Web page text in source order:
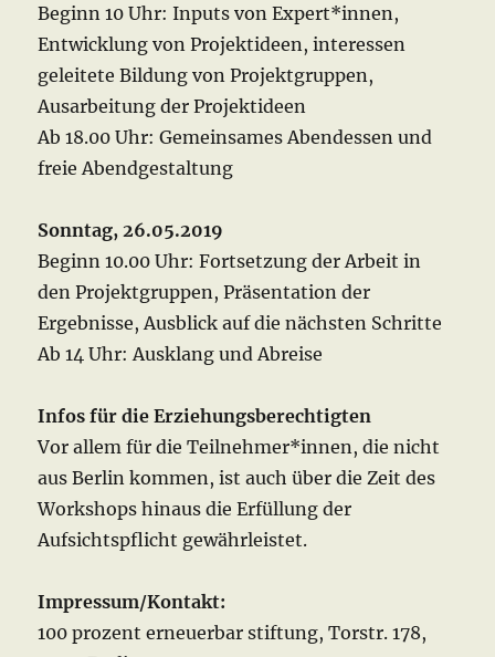
Beginn 10 Uhr: Inputs von Expert*innen,
Entwicklung von Projektideen, interessen
geleitete Bildung von Projektgruppen,
Ausarbeitung der Projektideen
Ab 18.00 Uhr: Gemeinsames Abendessen und
freie Abendgestaltung
Sonntag, 26.05.2019
Beginn 10.00 Uhr: Fortsetzung der Arbeit in
den Projektgruppen, Präsentation der
Ergebnisse, Ausblick auf die nächsten Schritte
Ab 14 Uhr: Ausklang und Abreise
Infos für die Erziehungsberechtigten
Vor allem für die Teilnehmer*innen, die nicht
aus Berlin kommen, ist auch über die Zeit des
Workshops hinaus die Erfüllung der
Aufsichtspflicht gewährleistet.
Impressum/Kontakt:
100 prozent erneuerbar stiftung, Torstr. 178,